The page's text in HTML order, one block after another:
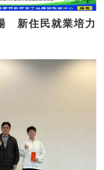
新住民就業培力